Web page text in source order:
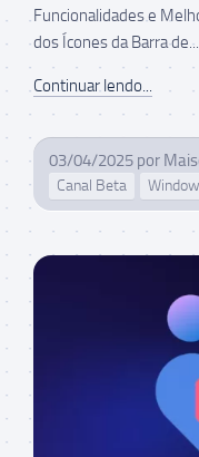
Funcionalidades e
dos Ícones da Barra de...
Continuar lendo...
03/04/2025 por
Canal Beta